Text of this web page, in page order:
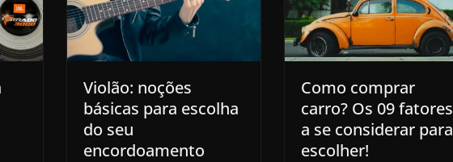
Violão: noções
básicas para escolha
do seu
encordoamento
Como comprar
carro? Os 09 fatores
a se considerar para
escolher!